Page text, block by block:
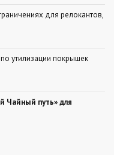
для релокантов,
утилизации покрышек
Чайный путь» для